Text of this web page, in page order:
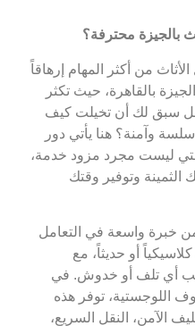
بالجيزة محترفة؟
من أكثر المهام إرهاقاً
بالقاهرة، حيث تكثر
هل سبق لك أن تخيلت كيف
وآمنة؟ هنا يأتي دور
ليست مجرد مزود خدمة،
وتوفير وقتك
خبرة واسعة في التعامل
أو حديثاً، مع
أي تلف أو خدوش. في
اللوجستية، توفر هذه
الآمن، النقل السريع،